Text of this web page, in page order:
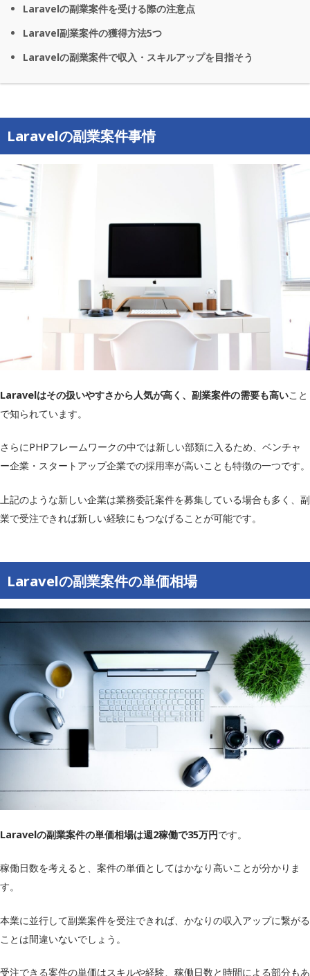
Laravelの副業案件を受ける際の注意点
Laravel副業案件の獲得方法5つ
Laravelの副業案件で収入・スキルアップを目指そう
Laravelの副業案件事情
Laravelはその扱いやすさから人気が高く、副業案件の需要も高いこと
で知られています。
さらにPHPフレームワークの中では新しい部類に入るため、ベンチャ
ー企業・スタートアップ企業での採用率が高いことも特徴の一つです。
上記のような新しい企業は業務委託案件を募集している場合も多く、副
業で受注できれば新しい経験にもつなげることが可能です。
Laravelの副業案件の単価相場
Laravelの副業案件の単価相場は週2稼働で35万円です。
稼働日数を考えると、案件の単価としてはかなり高いことが分かりま
す。
本業に並行して副業案件を受注できれば、かなりの収入アップに繋がる
ことは間違いないでしょう。
受注できる案件の単価はスキルや経験、稼働日数と時間による部分もあ